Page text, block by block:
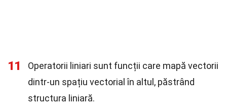
11
Operatorii liniari sunt funcții care mapă vectorii
dintr-un spațiu vectorial în altul, păstrând
structura liniară.